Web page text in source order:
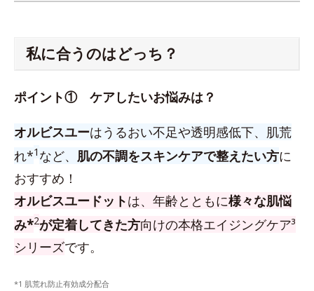
私に合うのはどっち？
ポイント① ケアしたいお悩みは？
オルビスユーはうるおい不足や透明感低下、肌荒
れ*1 など、 肌の不調をスキンケアで整えたい方に
おすすめ！
オルビスユードットは、年齢とともに様々な肌悩
み*2が定着してきた方向けの本格エイジングケア³
シリーズです。
*1 肌荒れ防止有効成分配合